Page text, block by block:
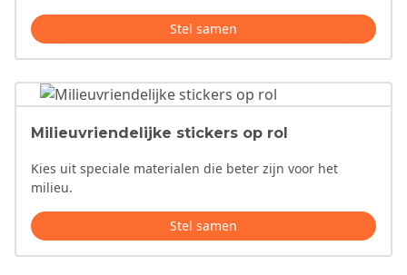
Stel samen
Milieuvriendelijke stickers op rol
Kies uit speciale materialen die beter zijn voor het
milieu.
Stel samen